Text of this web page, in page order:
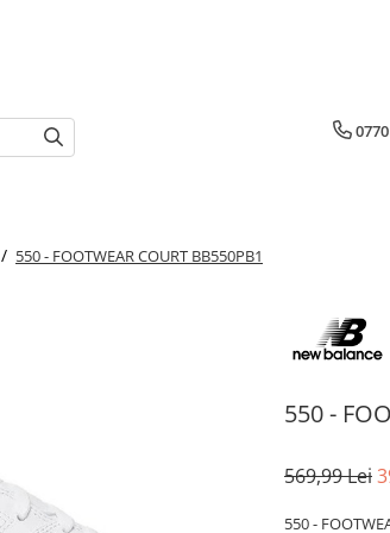
550 - FOOTWEAR COURT BB550PB1
550 -
569,99 Lei
550 -